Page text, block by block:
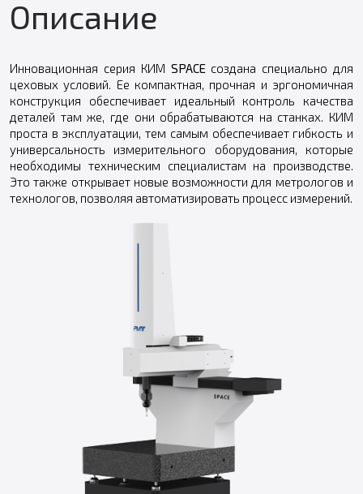
Описание
Инновационная серия КИМ SPACE создана специально для
цеховых условий. Ее компактная, прочная и эргономичная
конструкция обеспечивает идеальный контроль качества
деталей там же, где они обрабатываются на станках. КИМ
проста в эксплуатации, тем самым обеспечивает гибкость и
универсальность измерительного оборудования, которые
необходимы техническим специалистам на производстве.
Это также открывает новые возможности для метрологов и
технологов, позволяя автоматизировать процесс измерений.